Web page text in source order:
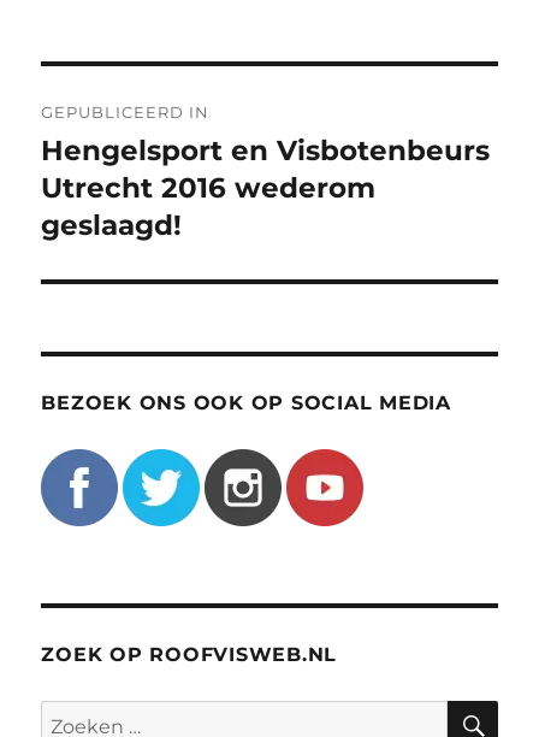
navigatie
GEPUBLICEERD IN
Hengelsport en Visbotenbeurs
Utrecht 2016 wederom
geslaagd!
BEZOEK ONS OOK OP SOCIAL MEDIA
ZOEK OP ROOFVISWEB.NL
Zoeken